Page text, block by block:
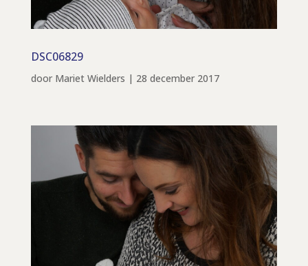
DSC06829
door Mariet Wielders | 28 december 2017